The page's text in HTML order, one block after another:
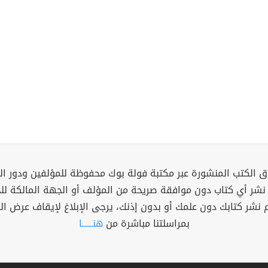
الكتب المنشورة عبر مكتبة فولة بوك محفوظة للمؤلفين ودور
نشر أي كتاب دون موافقة صريحة من المؤلف أو الجهة المالكة
نشر كتابك دون علمك أو بدون إذنك، يرجى الإبلاغ لإيقاف عرض
بمراسلتنا مباشرة من هنــــــا